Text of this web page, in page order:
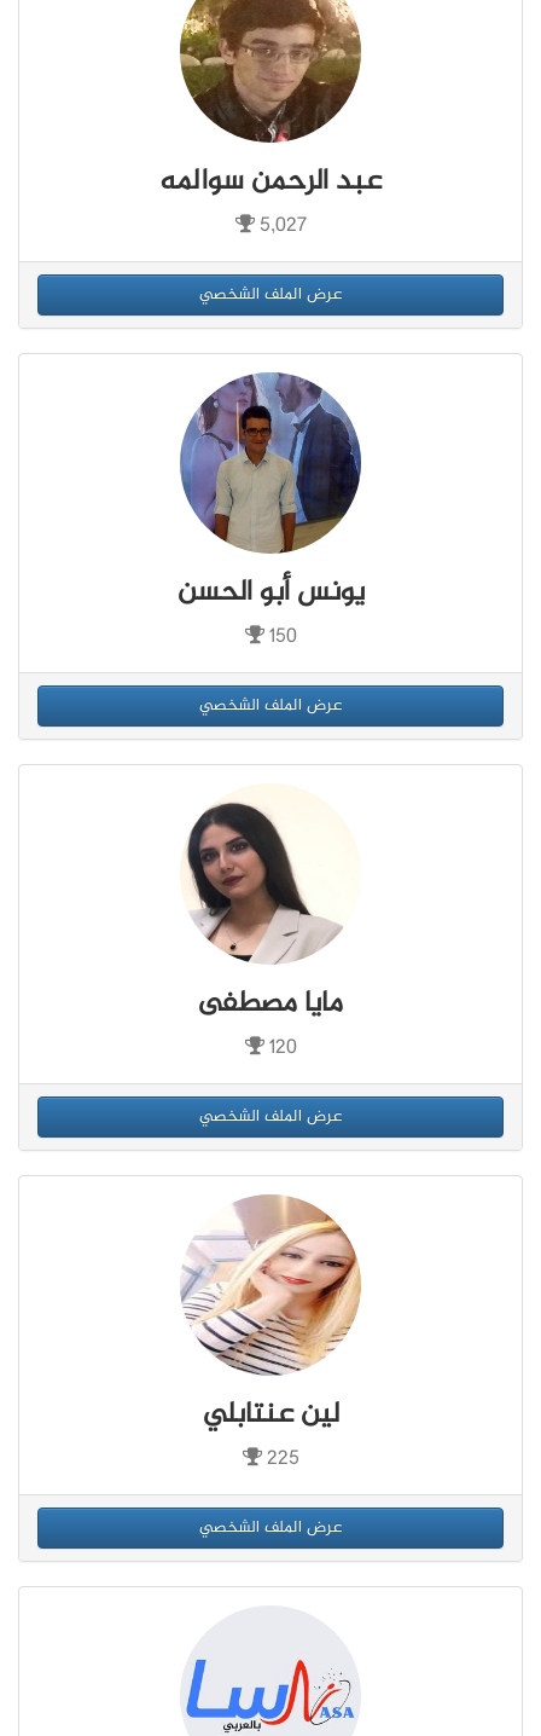
عبد الرحمن سوالمه
5,027
عرض الملف الشخصي
يونس أبو الحسن
150
عرض الملف الشخصي
مايا مصطفى
120
عرض الملف الشخصي
لين عنتابلي
225
عرض الملف الشخصي